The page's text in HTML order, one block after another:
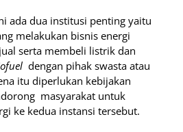
ada dua institusi penting yaitu
melakukan bisnis energi
serta membeli listrik dan
dengan pihak swasta atau
itu diperlukan kebijakan
masyarakat untuk
ke kedua instansi tersebut.